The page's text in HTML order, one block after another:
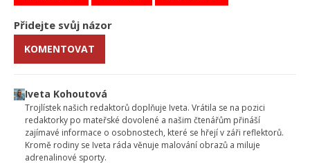
Přidejte svůj názor
KOMENTOVAT
Iveta Kohoutová
Trojlístek našich redaktorů doplňuje Iveta. Vrátila se na pozici
redaktorky po mateřské dovolené a našim čtenářům přináší
zajímavé informace o osobnostech, které se hřejí v záři reflektorů.
Kromě rodiny se Iveta ráda věnuje malování obrazů a miluje
adrenalinové sporty.